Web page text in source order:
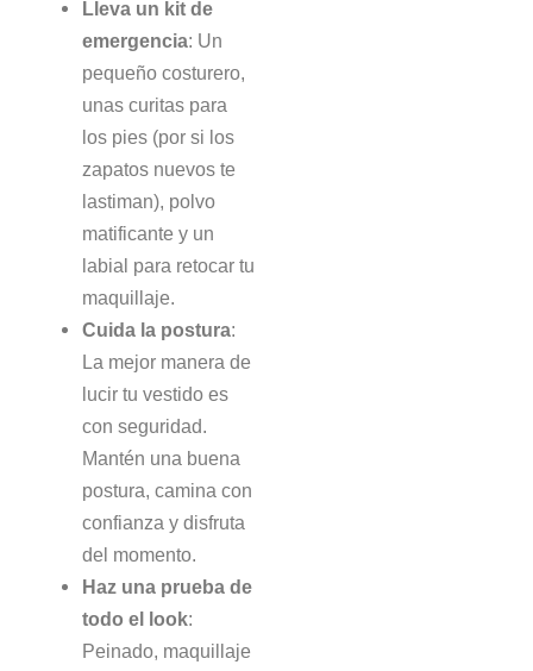
Lleva un kit de
emergencia: Un
pequeño costurero,
unas curitas para
los pies (por si los
zapatos nuevos te
lastiman), polvo
matificante y un
labial para retocar tu
maquillaje.
Cuida la postura:
La mejor manera de
lucir tu vestido es
con seguridad.
Mantén una buena
postura, camina con
confianza y disfruta
del momento.
Haz una prueba de
todo el look:
Peinado, maquillaje